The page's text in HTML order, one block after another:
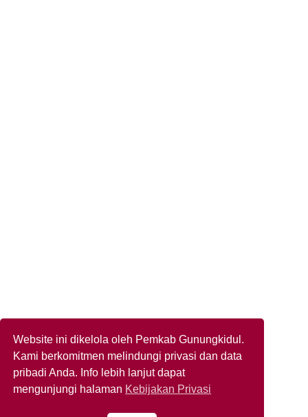
Website ini dikelola oleh Pemkab Gunungkidul.
Kami berkomitmen melindungi privasi dan data
pribadi Anda. Info lebih lanjut dapat
mengunjungi halaman Kebijakan Privasi